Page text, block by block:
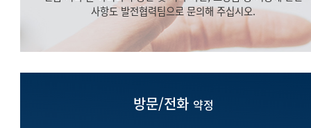
사항도 발전협력팀으로 문의해 주십시오.
방문/전화 약정